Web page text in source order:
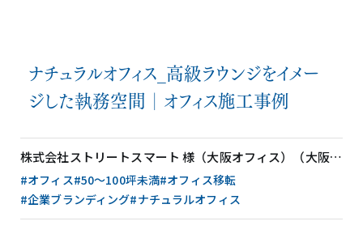
ナチュラルオフィス_高級ラウンジをイメー
ジした執務空間│オフィス施工事例
株式会社ストリートスマート 様（大阪オフィス）（大阪府）
#オフィス#50〜100坪未満#オフィス移転
#企業ブランディング#ナチュラルオフィス